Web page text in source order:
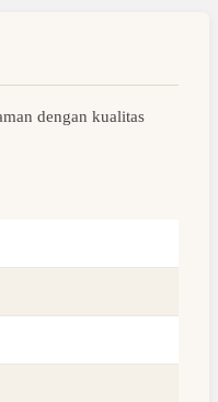
dengan kualitas